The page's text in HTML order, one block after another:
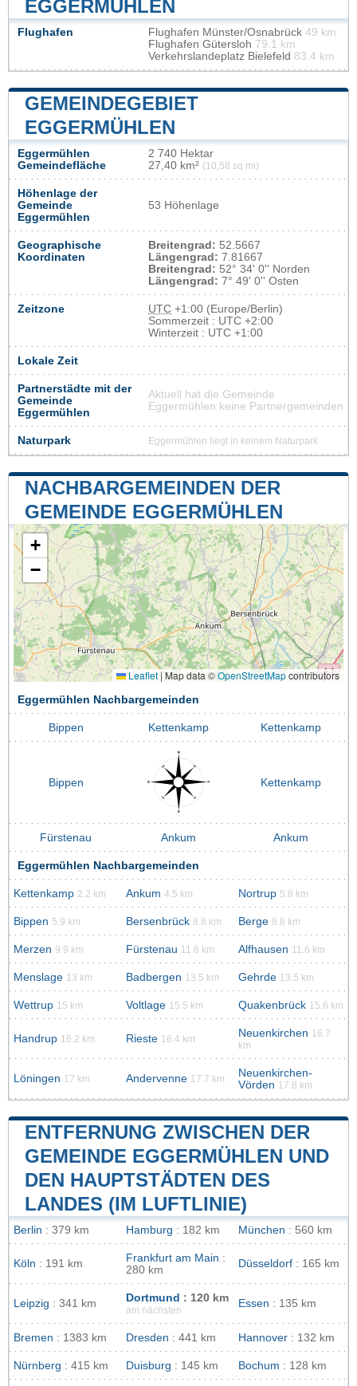
EGGERMÜHLEN
Flughafen Flughafen Münster/Osnabrück 49 km
Flughafen Gütersloh 79.1 km
Verkehrslandeplatz Bielefeld 83.4 km
GEMEINDEGEBIET
EGGERMÜHLEN
Eggermühlen
Gemeindefläche
2 740 Hektar
27,40 km² (10,58 sq mi)
Höhenlage der
Gemeinde
Eggermühlen
53 Höhenlage
Geographische
Koordinaten
Breitengrad: 52.5667
Längengrad: 7.81667
Breitengrad: 52° 34' 0'' Norden
Längengrad: 7° 49' 0'' Osten
Zeitzone UTC +1:00 (Europe/Berlin)
Sommerzeit : UTC +2:00
Winterzeit : UTC +1:00
Lokale Zeit
Partnerstädte mit der
Gemeinde
Eggermühlen
Aktuell hat die Gemeinde
Eggermühlen keine Partnergemeinden
Naturpark Eggermühlen liegt in keinem Naturpark
NACHBARGEMEINDEN DER
GEMEINDE EGGERMÜHLEN
+
−
Leaflet |Map data ©OpenStreetMapcontributors
Eggermühlen Nachbargemeinden
Bippen Kettenkamp Kettenkamp
Bippen Kettenkamp
Fürstenau Ankum Ankum
Eggermühlen Nachbargemeinden
Kettenkamp 2.2 km Ankum 4.5 km Nortrup 5.8 km
Bippen 5.9 km Bersenbrück 8.8 km Berge 8.8 km
Merzen 9.9 km Fürstenau 11.6 km Alfhausen 11.6 km
Menslage 13 km Badbergen 13.5 km Gehrde 13.5 km
Wettrup 15 km Voltlage 15.5 km Quakenbrück 15.6 km
Handrup 16.2 km Rieste 16.4 km Neuenkirchen 16.7
km
Löningen 17 km Andervenne 17.7 km
Neuenkirchen-
Vörden 17.8 km
ENTFERNUNG ZWISCHEN DER
GEMEINDE EGGERMÜHLEN UND
DEN HAUPTSTÄDTEN DES
LANDES (IM LUFTLINIE)
Berlin : 379 km Hamburg : 182 km München : 560 km
Köln : 191 km Frankfurt am Main :
280 km
Düsseldorf : 165 km
Leipzig : 341 km Dortmund : 120 km
am nächsten
Essen : 135 km
Bremen : 1383 km Dresden : 441 km Hannover : 132 km
Nürnberg : 415 km Duisburg : 145 km Bochum : 128 km